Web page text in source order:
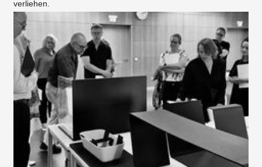
verliehen.